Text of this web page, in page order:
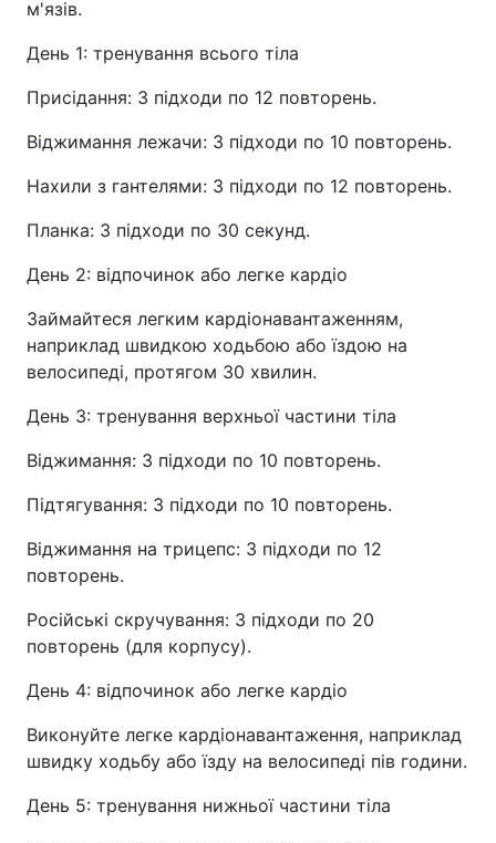
м'язів.
День 1: тренування всього тіла
Присідання: 3 підходи по 12 повторень.
Віджимання лежачи: 3 підходи по 10 повторень.
Нахили з гантелями: 3 підходи по 12 повторень.
Планка: 3 підходи по 30 секунд.
День 2: відпочинок або легке кардіо
Займайтеся легким кардіонавантаженням,
наприклад швидкою ходьбою або їздою на
велосипеді, протягом 30 хвилин.
День 3: тренування верхньої частини тіла
Віджимання: 3 підходи по 10 повторень.
Підтягування: 3 підходи по 10 повторень.
Віджимання на трицепс: 3 підходи по 12
повторень.
Російські скручування: 3 підходи по 20
повторень (для корпусу).
День 4: відпочинок або легке кардіо
Виконуйте легке кардіонавантаження, наприклад
швидку ходьбу або їзду на велосипеді пів години.
День 5: тренування нижньої частини тіла